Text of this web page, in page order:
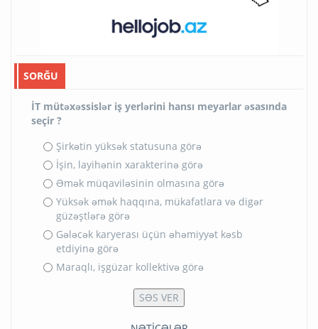
SORĞU
İT mütəxəssislər iş yerlərini hansı meyarlar əsasında
seçir ?
Şirkətin yüksək statusuna görə
İşin, layihənin xarakterinə görə
Əmək müqaviləsinin olmasına görə
Yüksək əmək haqqına, mükafatlara və digər
güzəştlərə görə
Gələcək karyerası üçün əhəmiyyət kəsb
etdiyinə görə
Maraqlı, işgüzar kollektivə görə